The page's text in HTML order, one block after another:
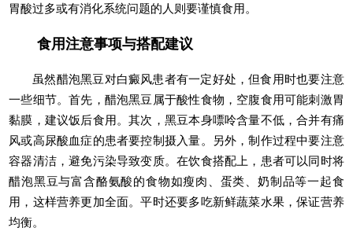
胃酸过多或有消化系统问题的人则要谨慎食用。
食用注意事项与搭配建议
虽然醋泡黑豆对白癜风患者有一定好处，但食用时也要注意
一些细节。首先，醋泡黑豆属于酸性食物，空腹食用可能刺激胃
黏膜，建议饭后食用。其次，黑豆本身嘌呤含量不低，合并有痛
风或高尿酸血症的患者要控制摄入量。另外，制作过程中要注意
容器清洁，避免污染导致变质。在饮食搭配上，患者可以同时将
醋泡黑豆与富含酪氨酸的食物如瘦肉、蛋类、奶制品等一起食
用，这样营养更加全面。平时还要多吃新鲜蔬菜水果，保证营养
均衡。